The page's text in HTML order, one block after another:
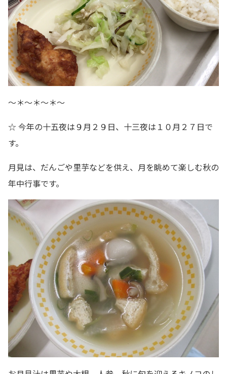
～＊～＊～＊～
☆ 今年の十五夜は９月２９日、十三夜は１０月２７日で
す。
月見は、だんごや里芋などを供え、月を眺めて楽しむ秋の
年中行事です。